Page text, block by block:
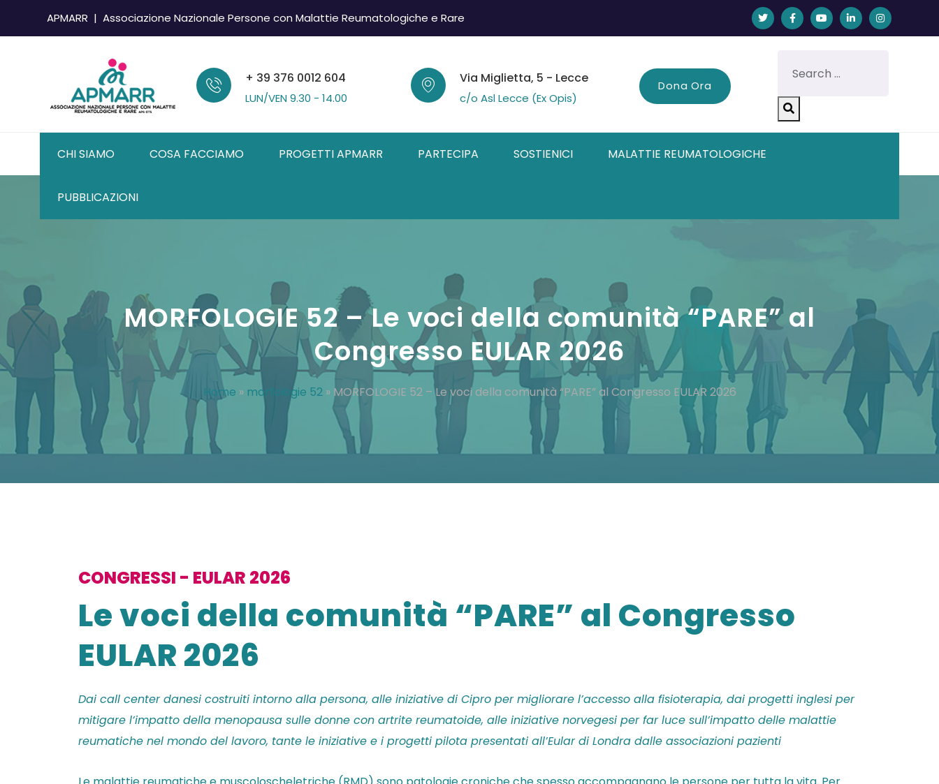
APMARR | Associazione Nazionale Persone con Malattie Reumatologiche e Rare
+ 39 376 0012 604
LUN/VEN9.30 - 14.00
Via Miglietta, 5 - Lecce
c/o Asl Lecce (Ex Opis)
Dona Ora
CHI SIAMO COSA FACCIAMO PROGETTI APMARR PARTECIPA SOSTIENICI MALATTIE REUMATOLOGICHE
PUBBLICAZIONI
MORFOLOGIE 52 – Le voci della comunità “PARE” al
Congresso EULAR 2026
Home » morfologie 52» MORFOLOGIE 52 – Le voci della comunità “PARE” al Congresso EULAR 2026
CONGRESSI - EULAR 2026
Le voci della comunità “PARE” al Congresso
EULAR 2026
Dai call center danesi costruiti intorno alla persona, alle iniziative di Cipro per migliorare l’accesso alla fisioterapia, dai progetti inglesi per
mitigare l’impatto della menopausa sulle donne con artrite reumatoide, alle iniziative norvegesi per far luce sull’impatto delle malattie
reumatiche nel mondo del lavoro, tante le iniziative e i progetti pilota presentati all’Eular di Londra dalle associazioni pazienti